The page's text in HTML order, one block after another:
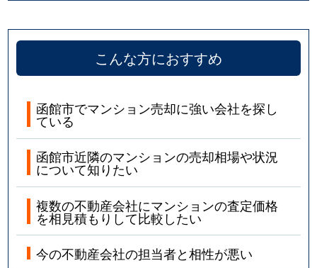
こんな方におすすめ
函館市でマンション売却に強い会社を探し
ている
函館市近隣のマンションの売却相場や状況
について知りたい
複数の不動産会社にマンションの査定価格
を相見積もりして比較したい
今の不動産会社の担当者と相性が悪い